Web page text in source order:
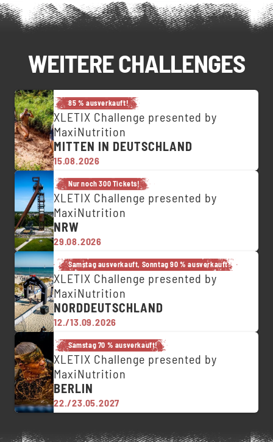
WEITERE CHALLENGES
85 % ausverkauft!
XLETIX Challenge presented by
MaxiNutrition
MITTEN IN DEUTSCHLAND
15.08.2026
Nur noch 300 Tickets!
XLETIX Challenge presented by
MaxiNutrition
NRW
29.08.2026
Samstag ausverkauft, Sonntag 90 % ausverkauft!
XLETIX Challenge presented by
MaxiNutrition
NORDDEUTSCHLAND
12./13.09.2026
Samstag 70 % ausverkauft!
XLETIX Challenge presented by
MaxiNutrition
BERLIN
22./23.05.2027